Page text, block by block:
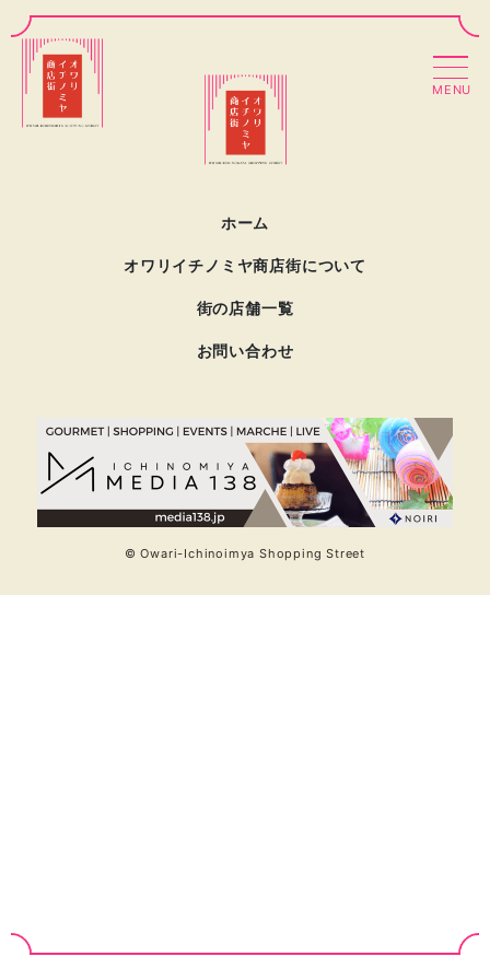
MENU
ホーム
オワリイチノミヤ商店街について
街の店舗一覧
お問い合わせ
© Owari-Ichinoimya Shopping Street